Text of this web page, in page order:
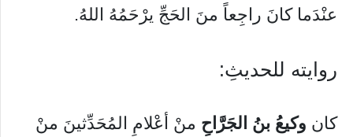
عنْدَما كانَ راجِعاً منَ الحَجِّ يرْحَمُهُ اللهُ.
روايته للحديثِ:
كان وكيعُ بنُ الجَرَّاحِ منْ أعْلامِ المُحَدِّثينَ منْ